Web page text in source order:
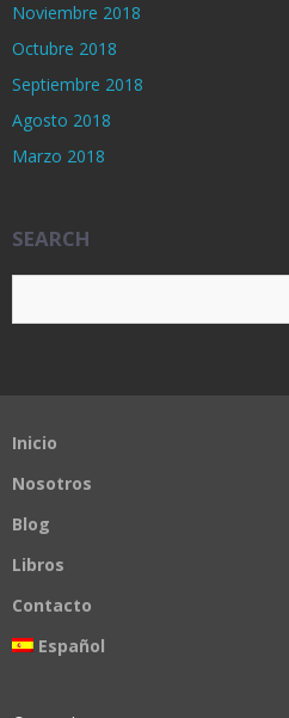
Noviembre 2018
Octubre 2018
Septiembre 2018
Agosto 2018
Marzo 2018
SEARCH
Inicio
Nosotros
Blog
Libros
Contacto
Español